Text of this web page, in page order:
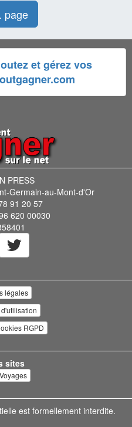
page
et gérez vos
PRESS
Germain-au-Mont-d'Or
91 20 57
620 00030
légales
RGPD
sites
est formellement interdite.